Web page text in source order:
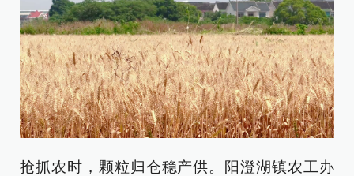
抢抓农时，颗粒归仓稳产供。阳澄湖镇农工办